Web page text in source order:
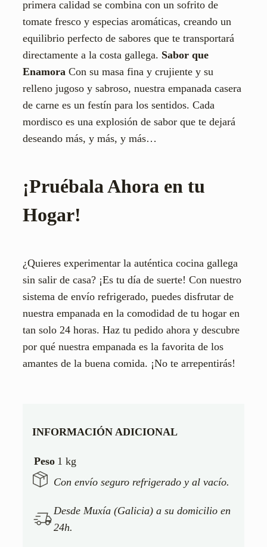
primera calidad se combina con un sofrito de
tomate fresco y especias aromáticas, creando un
equilibrio perfecto de sabores que te transportará
directamente a la costa gallega. Sabor que
Enamora Con su masa fina y crujiente y su
relleno jugoso y sabroso, nuestra empanada casera
de carne es un festín para los sentidos. Cada
mordisco es una explosión de sabor que te dejará
deseando más, y más, y más…
¡Pruébala Ahora en tu
Hogar!
¿Quieres experimentar la auténtica cocina gallega
sin salir de casa? ¡Es tu día de suerte! Con nuestro
sistema de envío refrigerado, puedes disfrutar de
nuestra empanada en la comodidad de tu hogar en
tan solo 24 horas. Haz tu pedido ahora y descubre
por qué nuestra empanada es la favorita de los
amantes de la buena comida. ¡No te arrepentirás!
INFORMACIÓN ADICIONAL
Peso 1 kg
Con envío seguro refrigerado y al vacío.
Desde Muxía (Galicia) a su domicilio en
24h.